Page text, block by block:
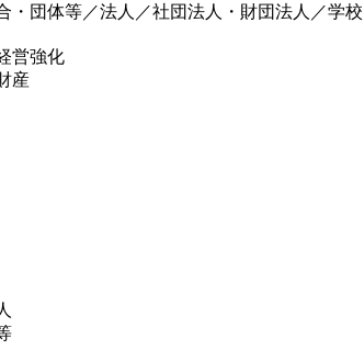
・団体等／法人／社団法人・財団法人／学校
営強化
産